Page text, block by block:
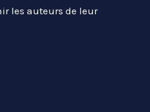
les auteurs de leur